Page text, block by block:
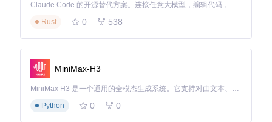
关键事件由服务器决策
状态变更通过加密协议广播
得连贯一致的游戏体验。
实战案例：从想法到实现的完整路径
Claude Code 的开源替代方案。连接任意大模型，编辑代码，运行命令，自动验证 — 全自动执行。用 Rust 构建，极致性能。 ｜ An open-source alternative to Claude Code. Connect any LLM, edit code, run commands, and verify changes — autonomously. Built in Rust for speed. Get Started
Rust
0 538
MiniMax-H3
MiniMax H3 是一个通用的全模态生成系统。它支持对由文本、图像、视频和音频组成的多模态上下文进行统一理解，并能生成分辨率高达 2K、时长可达 15 秒的带原生立体声音频的视频。得益于面向任务泛化的系统设计，H3 在预训练阶段就已具备广泛的多模态上下文理解与生成能力，能够出色地执行复杂的多模态指令。
Python
0 0